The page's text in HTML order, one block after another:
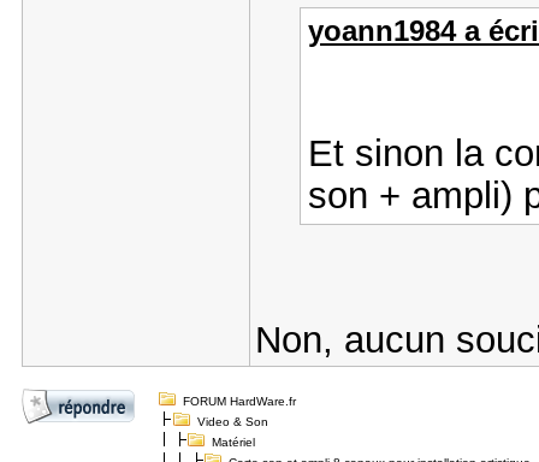
yoann1984 a
Et sinon la
son + ampli)
Non, aucun
FORUM HardWare.fr
Video & Son
Matériel